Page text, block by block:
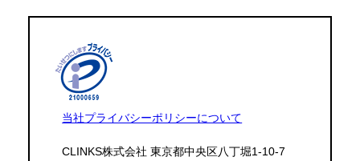
当社プライバシーポリシーについて
CLINKS株式会社 東京都中央区八丁堀1-10-7